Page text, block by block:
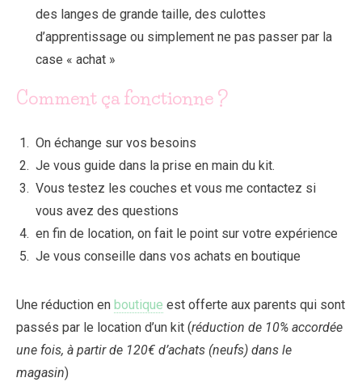
des langes de grande taille, des culottes
d’apprentissage ou simplement ne pas passer par la
case « achat »
Comment ça fonctionne ?
On échange sur vos besoins
Je vous guide dans la prise en main du kit.
Vous testez les couches et vous me contactez si
vous avez des questions
en fin de location, on fait le point sur votre expérience
Je vous conseille dans vos achats en boutique
Une réduction en boutique est offerte aux parents qui sont
passés par le location d’un kit (réduction de 10% accordée
une fois, à partir de 120€ d’achats (neufs) dans le
magasin)